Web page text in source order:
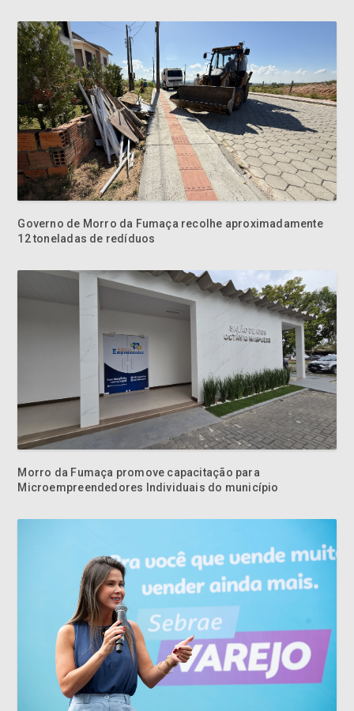
Governo de Morro da Fumaça recolhe aproximadamente
12 toneladas de redíduos
Morro da Fumaça promove capacitação para
Microempreendedores Individuais do município